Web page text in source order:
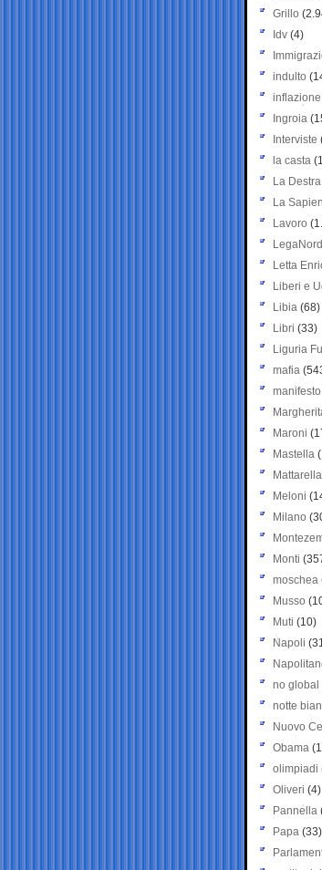
Grillo
Idv (4)
indulto
inflazione
Ingroia
Interviste
la casta
La Destra
La
Lavoro
LegaNord
Letta
Liberi e
Libia (68)
Libri (33)
Liguria
mafia
manifesto
Maroni
Mastella
Mattarella
Meloni
Milano
Monti
moschea
Musso
Muti (10)
Napoli
no global
notte
Nuovo
Obama
olimpiadi
Oliveri (4)
Pannella
Papa (33)